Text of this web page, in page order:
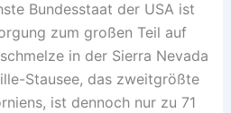
Bundesstaat der USA ist
zum großen Teil auf
in der Sierra Nevada
Stausee, das zweitgrößte
ist dennoch nur zu 71